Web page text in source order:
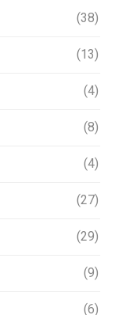
(38)
(13)
(4)
(8)
(4)
(27)
(29)
(9)
(6)